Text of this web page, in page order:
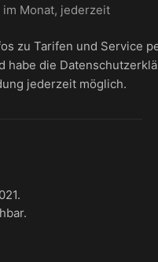
Monat, jederzeit
zu Tarifen und Service
habe die
jederzeit möglich.